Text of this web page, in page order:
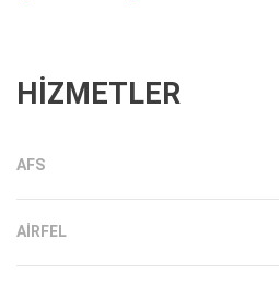
HİZMETLER
AFS
AIRFEL